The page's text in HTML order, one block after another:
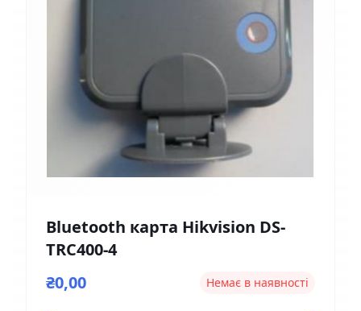
Bluetooth карта Hikvision DS-
TRC400-4
₴0,00
Немає в наявності